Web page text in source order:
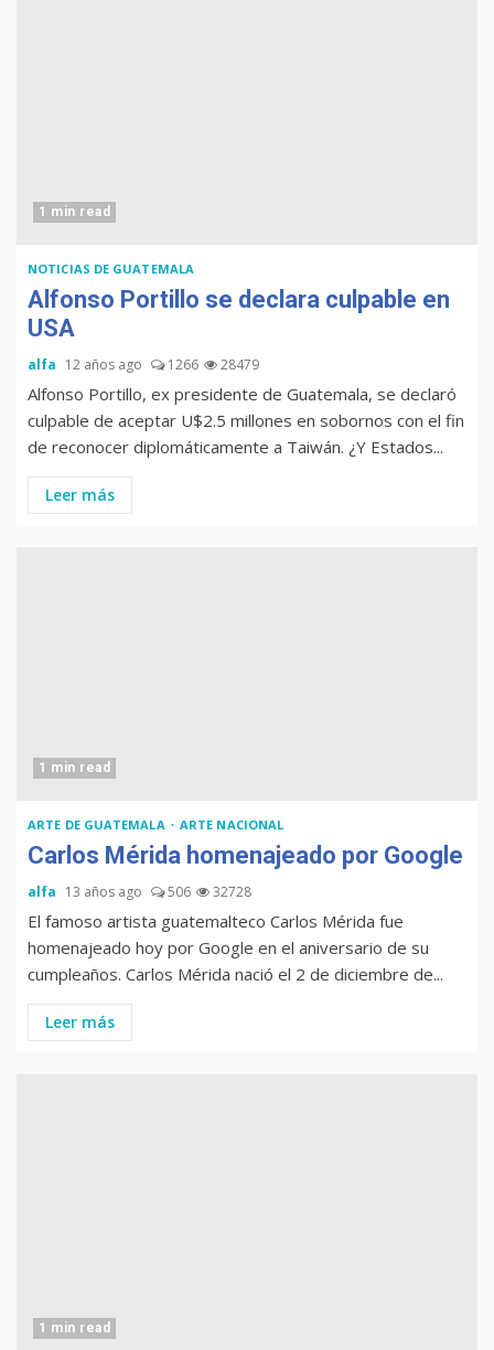
1 min read
NOTICIAS DE GUATEMALA
Alfonso Portillo se declara culpable en
USA
alfa 12 años ago 1266 28479
Alfonso Portillo, ex presidente de Guatemala, se declaró
culpable de aceptar U$2.5 millones en sobornos con el fin
de reconocer diplomáticamente a Taiwán. ¿Y Estados...
Leer más
1 min read
ARTE DE GUATEMALA ARTE NACIONAL
Carlos Mérida homenajeado por Google
alfa 13 años ago 506 32728
El famoso artista guatemalteco Carlos Mérida fue
homenajeado hoy por Google en el aniversario de su
cumpleaños. Carlos Mérida nació el 2 de diciembre de...
Leer más
1 min read